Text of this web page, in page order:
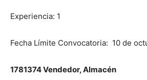
Experiencia: 1
Fecha Límite Convocatoria: 10 de
1781374 Vendedor, Almacén